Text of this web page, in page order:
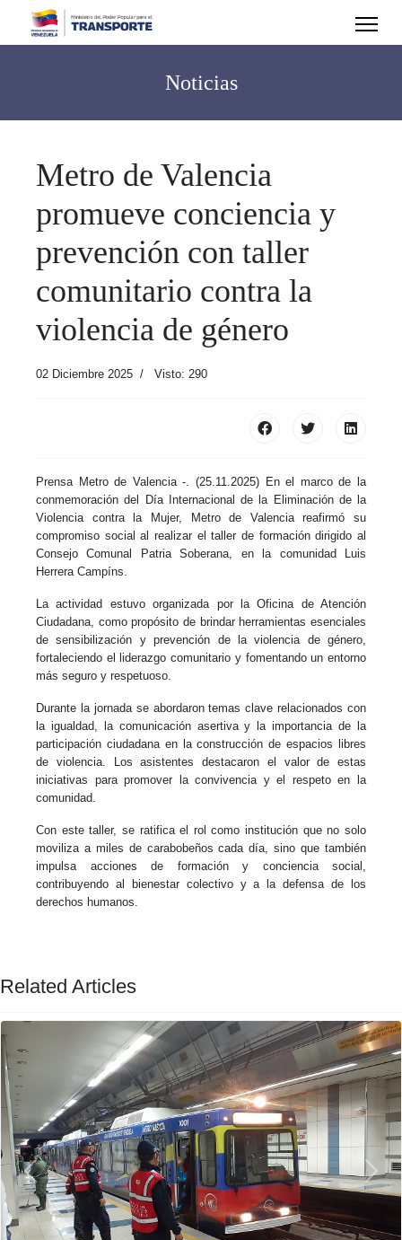
Noticias
Metro de Valencia
promueve conciencia y
prevención con taller
comunitario contra la
violencia de género
02 Diciembre 2025 Visto: 290
Prensa Metro de Valencia -. (25.11.2025) En el marco de la
conmemoración del Día Internacional de la Eliminación de la
Violencia contra la Mujer, Metro de Valencia reafirmó su
compromiso social al realizar el taller de formación dirigido al
Consejo Comunal Patria Soberana, en la comunidad Luis
Herrera Campíns.
La actividad estuvo organizada por la Oficina de Atención
Ciudadana, como propósito de brindar herramientas esenciales
de sensibilización y prevención de la violencia de género,
fortaleciendo el liderazgo comunitario y fomentando un entorno
más seguro y respetuoso.
Durante la jornada se abordaron temas clave relacionados con
la igualdad, la comunicación asertiva y la importancia de la
participación ciudadana en la construcción de espacios libres
de violencia. Los asistentes destacaron el valor de estas
iniciativas para promover la convivencia y el respeto en la
comunidad.
Con este taller, se ratifica el rol como institución que no solo
moviliza a miles de carabobeños cada día, sino que también
impulsa acciones de formación y conciencia social,
contribuyendo al bienestar colectivo y a la defensa de los
derechos humanos.
Related Articles
Previous Next